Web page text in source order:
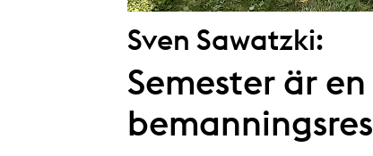
Sven Sawatzki:
Semester är